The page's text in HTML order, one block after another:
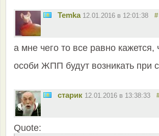
Temka 12.01.2016 в 12:01:38
а мне чего то все равно кажется,
особи ЖПП будут возникать при
старик 12.01.2016 в 13:38:33
Quote: